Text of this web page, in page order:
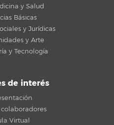
y Salud
Básicas
y Jurídicas
y Arte
y Tecnología
de interés
Virtual